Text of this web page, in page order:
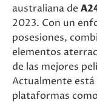
australiana de
2023. Con un
posesiones,
elementos
de las mejores
Actualmente
plataformas